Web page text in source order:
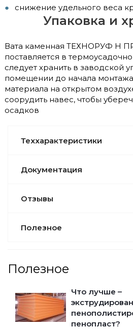
снижение удельного веса
Упаковка и
Вата каменная ТЕХНОРУФ Н
поставляется в
следует хранить в заводской
помещении до начала
материала на открытом
соорудить навес, чтобы
осадков
Теххарактеристики
Документация
Отзывы
Полезное
Полезное
Что лучше –
пенопласт?